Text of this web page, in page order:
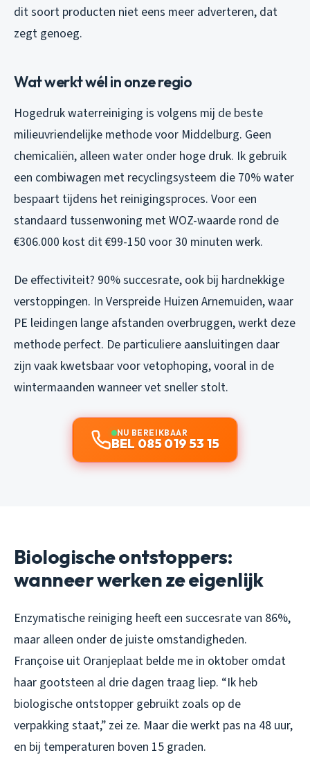
dit soort producten niet eens meer adverteren, dat
zegt genoeg.
Wat werkt wél in onze regio
Hogedruk waterreiniging is volgens mij de beste
milieuvriendelijke methode voor Middelburg. Geen
chemicaliën, alleen water onder hoge druk. Ik gebruik
een combiwagen met recyclingsysteem die 70% water
bespaart tijdens het reinigingsproces. Voor een
standaard tussenwoning met WOZ-waarde rond de
€306.000 kost dit €99-150 voor 30 minuten werk.
De effectiviteit? 90% succesrate, ook bij hardnekkige
verstoppingen. In Verspreide Huizen Arnemuiden, waar
PE leidingen lange afstanden overbruggen, werkt deze
methode perfect. De particuliere aansluitingen daar
zijn vaak kwetsbaar voor vetophoping, vooral in de
wintermaanden wanneer vet sneller stolt.
NU BEREIKBAAR
BEL 085 019 53 15
Biologische ontstoppers:
wanneer werken ze eigenlijk
Enzymatische reiniging heeft een succesrate van 86%,
maar alleen onder de juiste omstandigheden.
Françoise uit Oranjeplaat belde me in oktober omdat
haar gootsteen al drie dagen traag liep. “Ik heb
biologische ontstopper gebruikt zoals op de
verpakking staat,” zei ze. Maar die werkt pas na 48 uur,
en bij temperaturen boven 15 graden.